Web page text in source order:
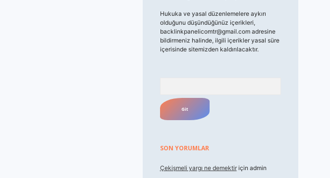
Hukuka ve yasal düzenlemelere aykırı
olduğunu düşündüğünüz içerikleri,
backlinkpanelicomtr@gmail.comadresine
bildirmeniz halinde, ilgili içerikler yasal süre
içerisinde sitemizden kaldırılacaktır.
SON YORUMLAR
Çekişmeli yargı ne demektiriçin admin